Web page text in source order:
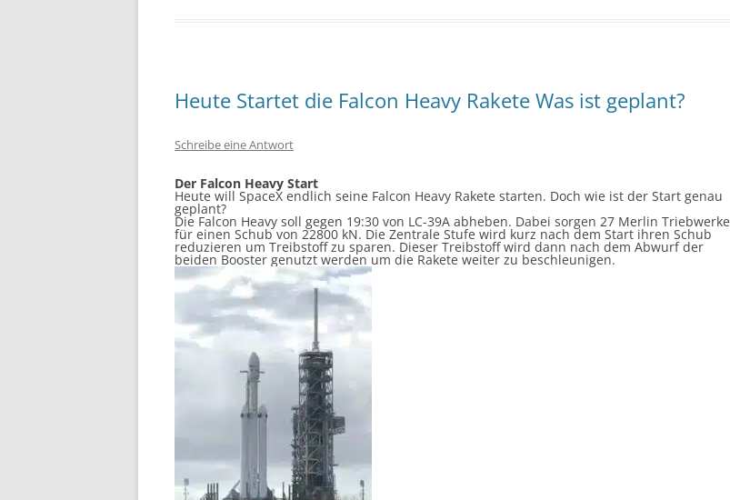
Heute Startet die Falcon Heavy Rakete Was ist geplant?
Schreibe eine Antwort
Der Falcon Heavy Start
Heute will SpaceX endlich seine Falcon Heavy Rakete starten. Doch wie ist der Start genau
geplant?
Die Falcon Heavy soll gegen 19:30 von LC-39A abheben. Dabei sorgen 27 Merlin Triebwerke
für einen Schub von 22800 kN. Die Zentrale Stufe wird kurz nach dem Start ihren Schub
reduzieren um Treibstoff zu sparen. Dieser Treibstoff wird dann nach dem Abwurf der
beiden Booster genutzt werden um die Rakete weiter zu beschleunigen.